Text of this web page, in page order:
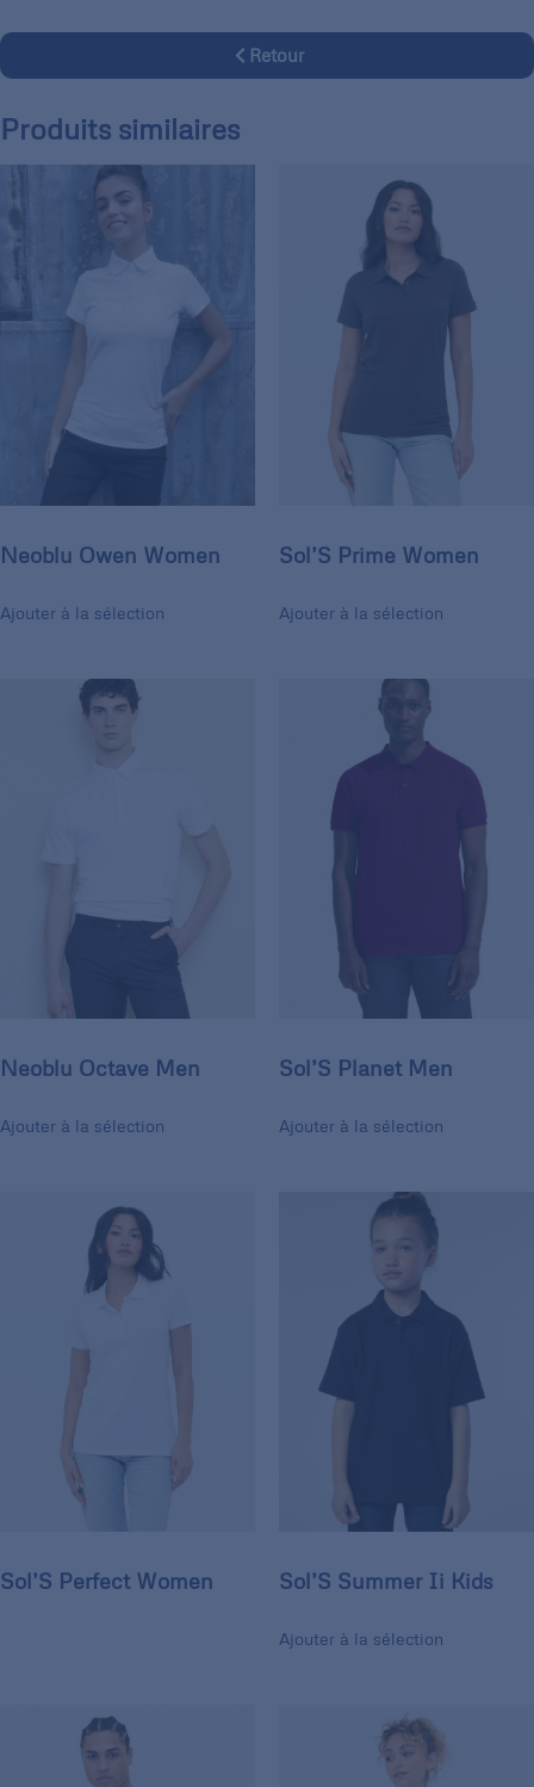
Retour
Produits similaires
Neoblu Owen Women
Ajouter à la sélection
Sol’S Prime Women
Ajouter à la sélection
Neoblu Octave Men
Ajouter à la sélection
Sol’S Planet Men
Ajouter à la sélection
Sol’S Perfect Women Sol’S Summer Ii Kids
Ajouter à la sélection